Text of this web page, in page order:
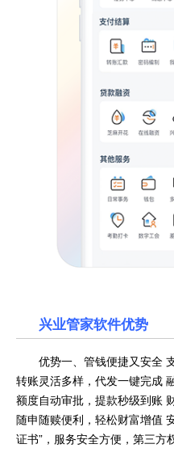
兴业管家软件优势
优势一、管钱便捷又安全
转账灵活多样，代发一键完成
额度自动审批，提款秒级到账
随申随赎便利，轻松财富增值
证书”，服务安全方便，第三方